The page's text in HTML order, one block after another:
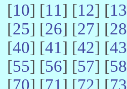
[10] [11] [12] [13
[25] [26] [27] [28
[40] [41] [42] [43
[55] [56] [57] [58
[70] [71] [72] [73